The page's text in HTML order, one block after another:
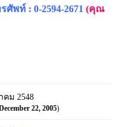
ศัพท์ : 0-2594-2671 (คุณ
ม 2548
22, 2005)